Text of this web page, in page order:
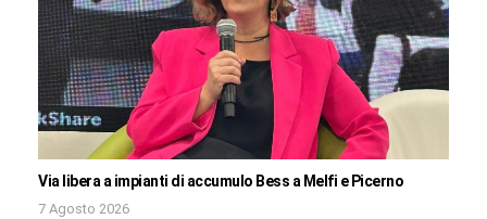
Via libera a impianti di accumulo Bess a Melfi e Picerno
7 Agosto 2026